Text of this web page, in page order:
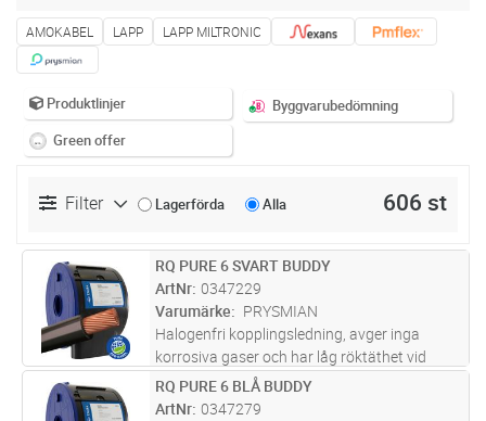
AMOKABEL LAPP LAPP MILTRONIC
Produktlinjer
Byggvarubedömning
Green offer
Filter Lagerförda Alla 606 st
M Lägg i kundvagn
RQ PURE 6 SVART BUDDY
ArtNr 0347229
Varumärke
PRYSMIAN
Halogenfri kopplingsledning, avger inga
korrosiva gaser och har låg röktäthet vid
brand. För indragning i rör, ledningskanaler
och apparatskåp.
M Lägg i kundvagn
RQ PURE 6 BLÅ BUDDY
ArtNr 0347279